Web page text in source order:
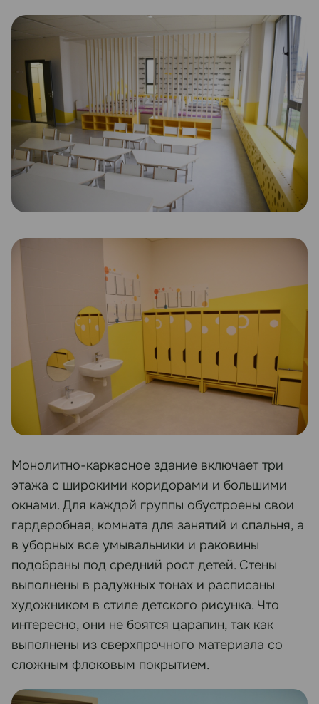
Монолитно-каркасное здание включает три
этажа с широкими коридорами и большими
окнами. Для каждой группы обустроены свои
гардеробная, комната для занятий и спальня, а
в уборных все умывальники и раковины
подобраны под средний рост детей. Стены
выполнены в радужных тонах и расписаны
художником в стиле детского рисунка. Что
интересно, они не боятся царапин, так как
выполнены из сверхпрочного материала со
сложным флоковым покрытием.